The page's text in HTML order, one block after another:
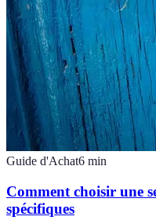
Guide d'Achat6 min
Comment choisir une
spécifiques